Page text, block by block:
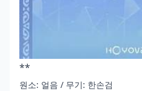
**
원소: 얼음 / 무기: 한손검